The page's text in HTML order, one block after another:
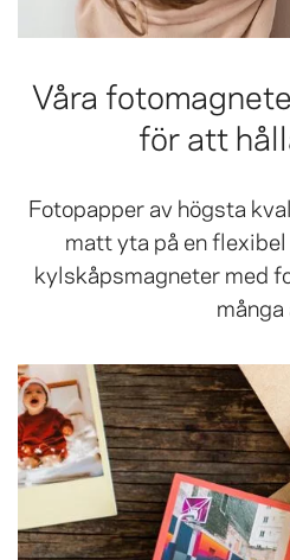
Våra
för att
Fotopapper av högsta
matt yta på en
kylskåpsmagneter med
många